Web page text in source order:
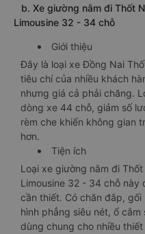
b. Xe giường nằm đi Thốt
Limousine 32 - 34 chỗ
Giới thiệu
Đây là loại xe Đồng Nai
tiêu chí của nhiều khách
nhưng giá cả phải chăng.
dòng xe 44 chỗ, giảm số
rèm che khiến không gian
hơn.
Tiện ích
Loại xe giường nằm đi
Limousine 32 - 34 chỗ
cần thiết. Có chăn đắp, gối
hình phẳng siêu nét, ổ
dùng chung cho nhiều